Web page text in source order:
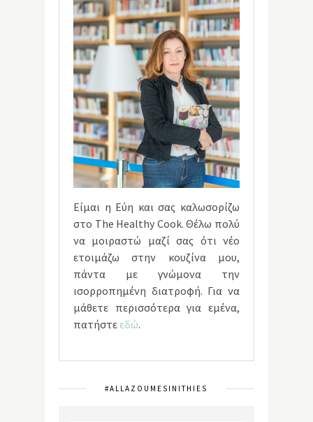
Είμαι η Εύη και σας καλωσορίζω
στο The Healthy Cook. Θέλω πολύ
να μοιραστώ μαζί σας ότι νέο
ετοιμάζω στην κουζίνα μου,
πάντα με γνώμονα την
ισορροπημένη διατροφή. Για να
μάθετε περισσότερα για εμένα,
πατήστε εδώ.
#ALLAZOUMESINITHIES